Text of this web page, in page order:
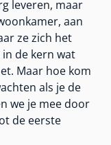
leveren, maar
aan
ze zich het
de kern wat
Maar hoe kom
als je de
we je mee door
de eerste